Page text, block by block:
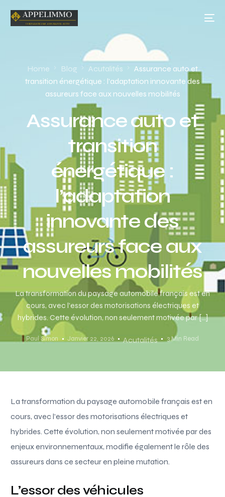
Home Blog Acutalités
Assurance auto et
transition énergétique : l’adaptation innovante des
assureurs face aux nouvelles mobilités
Assurance auto et
transition
énergétique :
l’adaptation
innovante des
assureurs face aux
nouvelles mobilités
La transformation du paysage automobile français est en
cours, avec l’essor des motorisations électriques et
hybrides. Cette évolution, non seulement motivée par […]
Paul Simon Janvier 22, 2026 Acutalités 3 Min Read
La transformation du paysage automobile français est en
cours, avec l’essor des motorisations électriques et
hybrides. Cette évolution, non seulement motivée par des
enjeux environnementaux, modifie également le rôle des
assureurs dans ce secteur en pleine mutation.
L’essor des véhicules